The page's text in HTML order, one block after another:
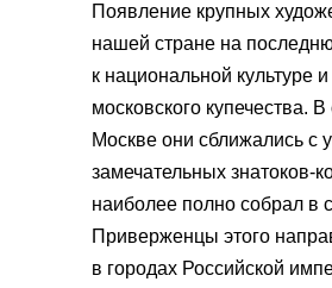
Появление крупных
нашей стране на
к национальной культуре
московского купечества.
Москве они сближались с
замечательных знатоков-
наиболее полно собрал в
Приверженцы этого
в городах Российской